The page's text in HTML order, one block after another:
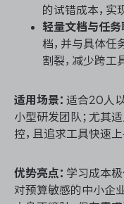
的试错成本，实
轻量文档与任务
档，并与具体任
割裂，减少跨工
适用场景： 适合20人
小型研发团队；尤其
控，且追求工具快速上
优势亮点： 学习成本极
对预算敏感的中小企